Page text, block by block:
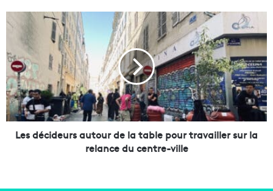
a
r
n
d
e
c
e
d
é
c
i
d
e
Les décideurs autour de la table pour travailler sur la
relance du centre-ville